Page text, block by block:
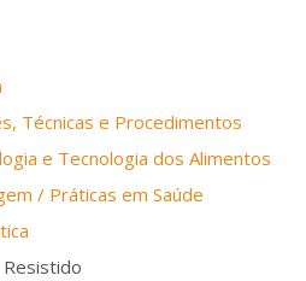
Técnicas e Procedimentos
e Tecnologia dos Alimentos
/ Práticas em Saúde